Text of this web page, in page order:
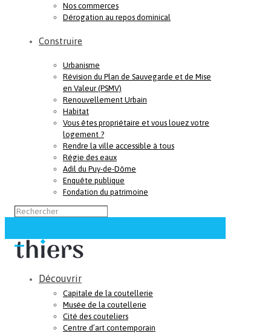
Nos commerces
Dérogation au repos dominical
Construire
Urbanisme
Révision du Plan de Sauvegarde et de Mise
en Valeur (PSMV)
Renouvellement Urbain
Habitat
Vous êtes propriétaire et vous louez votre
logement ?
Rendre la ville accessible à tous
Régie des eaux
Adil du Puy-de-Dôme
Enquête publique
Fondation du patrimoine
Découvrir
Capitale de la coutellerie
Musée de la coutellerie
Cité des couteliers
Centre d’art contemporain